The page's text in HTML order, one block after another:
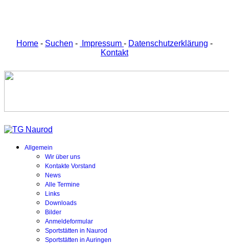
Home - Suchen - Impressum - Datenschutzerklärung -
Kontakt
Allgemein
Wir über uns
Kontakte Vorstand
News
Alle Termine
Links
Downloads
Bilder
Anmeldeformular
Sportstätten in Naurod
Sportstätten in Auringen